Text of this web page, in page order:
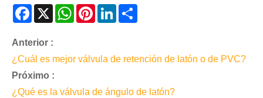
Facebook
X WhatsAppPinterestLinkedIn
Anterior :
¿Cuál es mejor válvula de retención de latón o de PVC?
Próximo :
¿Qué es la válvula de ángulo de latón?